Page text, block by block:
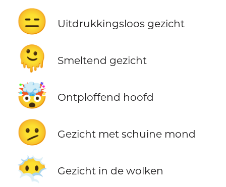
😑 Uitdrukkingsloos gezicht
🫠 Smeltend gezicht
🤯 Ontploffend hoofd
🫤 Gezicht met schuine mond
😶‍🌫️ Gezicht in de wolken